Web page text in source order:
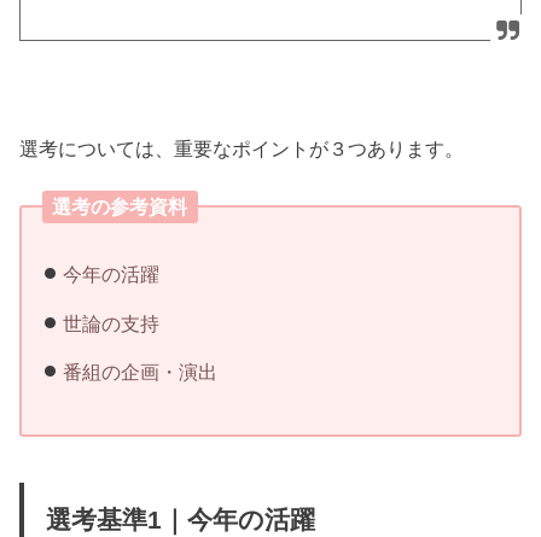
選考については、重要なポイントが３つあります。
選考の参考資料
今年の活躍
世論の支持
番組の企画・演出
選考基準1｜今年の活躍